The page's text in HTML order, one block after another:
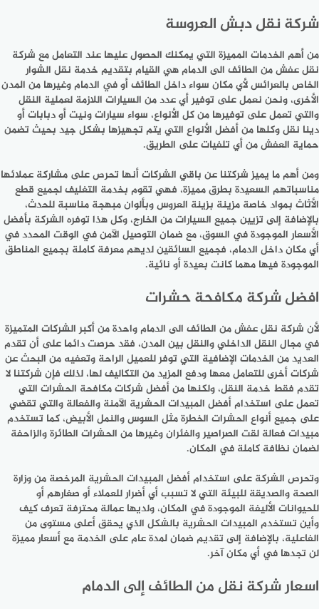
شركة نقل دبش العروسة
من أهم الخدمات المميزة التي يمكنك الحصول عليها عند التعامل مع شركة
نقل عفش من الطائف الى الدمام هي القيام بتقديم خدمة نقل الشوار
الخاص بالعرائس لأي مكان سواء داخل الطائف أو في الدمام وغيرها من المدن
الأخرى، ونحن نعمل على توفير أي عدد من السيارات اللازمة لعملية النقل
والتي تعمل على توفيرها من كل الأنواع، سواء سيارات ونيت أو دبابات أو
دينا نقل وكلها من أفضل الأنواع التي يتم تجهيزها بشكل جيد بحيث تضمن
حماية العفش من أي تلفيات على الطريق.
ومن أهم ما يميز شركتنا عن باقي الشركات أنها تحرص على مشاركة عملائها
مناسباتهم السعيدة بطرق مميزة، فهي تقوم بخدمة التغليف لجميع قطع
الأثاث بمواد خاصة مزينة بزينة العروس وبألوان مبهجة مناسبة للحدث،
بالإضافة إلى تزيين جميع السيارات من الخارج، وكل هذا توفره الشركة بأفضل
الأسعار الموجودة في السوق، مع ضمان التوصيل الآمن في الوقت المحدد في
أي مكان داخل الدمام، فجميع السائقين لديهم معرفة كاملة بجميع المناطق
الموجودة فيها مهما كانت بعيدة أو نائية.
افضل شركة مكافحة حشرات
لأن شركة نقل عفش من الطائف الى الدمام واحدة من أكبر الشركات المتميزة
في مجال النقل الداخلي والنقل بين المدن، فقد حرصت دائما على أن تقدم
العديد من الخدمات الإضافية التي توفر للعميل الراحة وتعفيه من البحث عن
شركات أخرى للتعامل معها ودفع المزيد من التكاليف لها، لذلك فإن شركتنا لا
تقدم فقط خدمة النقل، ولكنها من أفضل شركات مكافحة الحشرات التي
تعمل على استخدام أفضل المبيدات الحشرية الآمنة والفعالة والتي تقضي
على جميع أنواع الحشرات الخطرة مثل السوس والنمل الأبيض، كما تستخدم
مبيدات فعالة لقت الصراصير والفئران وغيرها من الحشرات الطائرة والزاحفة
لضمان نظافة كاملة في المكان.
وتحرص الشركة على استخدام أفضل المبيدات الحشرية المرخصة من وزارة
الصحة والصديقة للبيئة التي لا تسبب أي أضرار للعملاء أو صغارهم أو
للحيوانات الأليفة الموجودة في المكان، ولديها عمالة محترفة تعرف كيف
وأين تستخدم المبيدات الحشرية بالشكل الذي يحقق أعلى مستوى من
الفاعلية، بالإضافة إلى تقديم ضمان لمدة عام على الخدمة مع أسعار مميزة
لن تجدها في أي مكان آخر.
اسعار شركة نقل من الطائف إلى الدمام